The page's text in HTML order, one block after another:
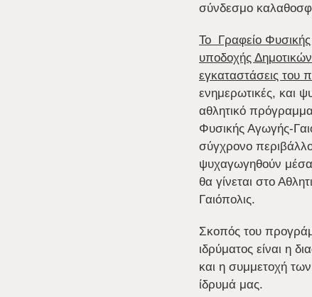
σύνδεσμο
Το Γραφείο
υποδοχής
εγκαταστάσεις του
ενημερωτικές, και
αθλητικό
Φυσικής Αγωγής-
σύγχρονο
ψυχαγωγηθούν μέσα
θα γίνεται στο
Γαιόπολις.
Σκοπός του
ιδρύματος είναι η
και η συμμετοχή
ίδρυμά μας.